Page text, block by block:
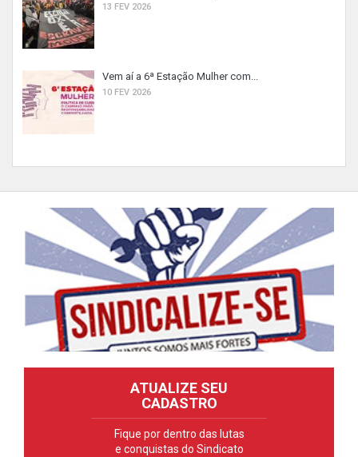
13 FEV 2026
Vem aí a 6ª Estação Mulher com...
10 FEV 2026
ATUALIZE SEU
CADASTRO
Fique por dentro das lutas
e conquistas do Sindicato